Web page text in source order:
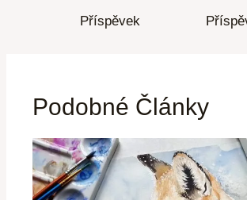
Příspěvek
Podobné Články